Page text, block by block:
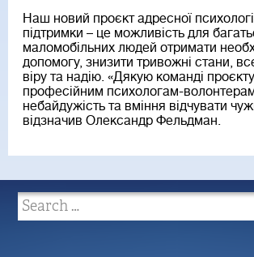
Наш новий проєкт адресної
підтримки – це можливість для
маломобільних людей отримати
допомогу, знизити тривожні стани,
віру та надію. «Дякую команді
професійним психологам-
небайдужість та вміння відчувати
відзначив Олександр Фельдман.